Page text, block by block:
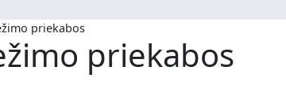
priekabos
priekabos